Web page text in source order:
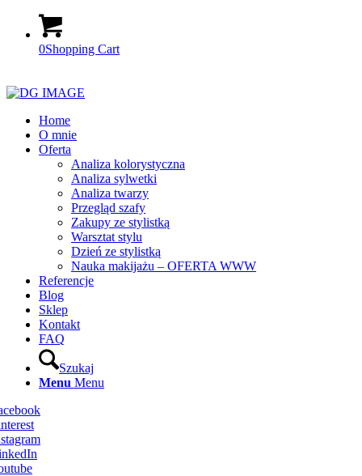
0Shopping Cart
Home
O mnie
Oferta
Analiza kolorystyczna
Analiza sylwetki
Analiza twarzy
Przegląd szafy
Zakupy ze stylistką
Warsztat stylu
Dzień ze stylistką
Nauka makijażu – OFERTA WWW
Referencje
Blog
Sklep
Kontakt
FAQ
Szukaj
Menu Menu